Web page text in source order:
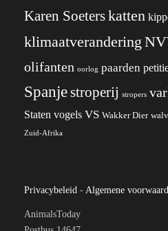
Karen Soeterskatten
klimaatverandering
olifanten oorlog paarden
Spanjestroperij stropers
Staten vogels VS Wakker Dier
Zuid-Afrika
Privacybeleid - Algemene
AnimalsToday